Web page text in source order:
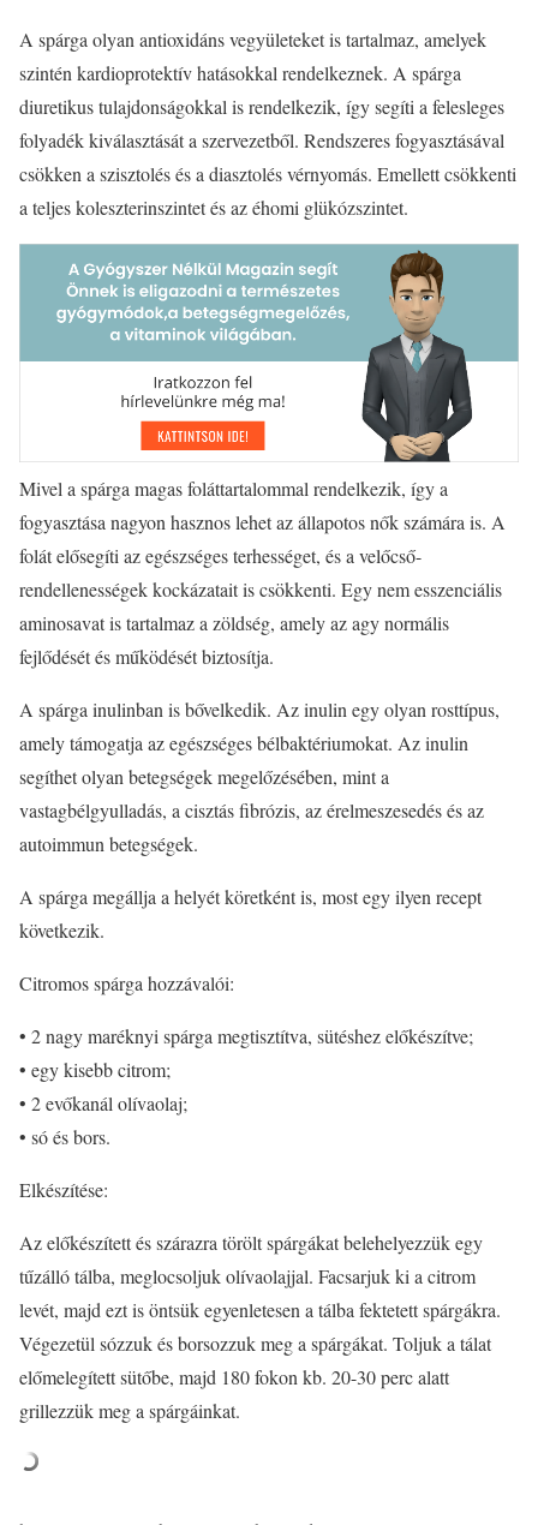
A spárga olyan antioxidáns vegyületeket is tartalmaz, amelyek
szintén kardioprotektív hatásokkal rendelkeznek. A spárga
diuretikus tulajdonságokkal is rendelkezik, így segíti a felesleges
folyadék kiválasztását a szervezetből. Rendszeres fogyasztásával
csökken a szisztolés és a diasztolés vérnyomás. Emellett csökkenti
a teljes koleszterinszintet és az éhomi glükózszintet.
Mivel a spárga magas foláttartalommal rendelkezik, így a
fogyasztása nagyon hasznos lehet az állapotos nők számára is. A
folát elősegíti az egészséges terhességet, és a velőcső-
rendellenességek kockázatait is csökkenti. Egy nem esszenciális
aminosavat is tartalmaz a zöldség, amely az agy normális
fejlődését és működését biztosítja.
A spárga inulinban is bővelkedik. Az inulin egy olyan rosttípus,
amely támogatja az egészséges bélbaktériumokat. Az inulin
segíthet olyan betegségek megelőzésében, mint a
vastagbélgyulladás, a cisztás fibrózis, az érelmeszesedés és az
autoimmun betegségek.
A spárga megállja a helyét köretként is, most egy ilyen recept
következik.
Citromos spárga hozzávalói:
• 2 nagy maréknyi spárga megtisztítva, sütéshez előkészítve;
• egy kisebb citrom;
• 2 evőkanál olívaolaj;
• só és bors.
Elkészítése:
Az előkészített és szárazra törölt spárgákat belehelyezzük egy
tűzálló tálba, meglocsoljuk olívaolajjal. Facsarjuk ki a citrom
levét, majd ezt is öntsük egyenletesen a tálba fektetett spárgákra.
Végezetül sózzuk és borsozzuk meg a spárgákat. Toljuk a tálat
előmelegített sütőbe, majd 180 fokon kb. 20-30 perc alatt
grillezzük meg a spárgáinkat.